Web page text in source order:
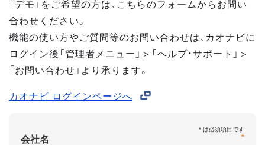
「デモ」をご希望の方は、こちらのフォームからお問い
合わせください。
機能の使い方やご質問等のお問い合わせは、カオナビに
ログイン後「管理者メニュー」＞「ヘルプ・サポート」＞
「お問い合わせ」より承ります。
カオナビ ログインページへ
*
会社名